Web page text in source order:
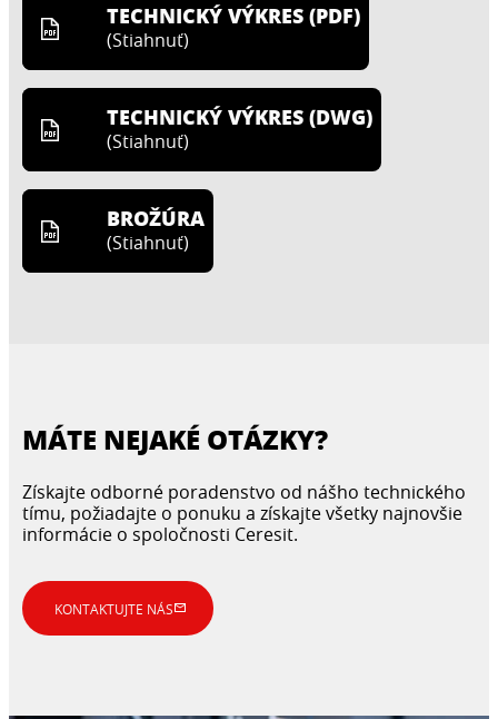
TECHNICKÝ VÝKRES (PDF)
(Stiahnuť)
TECHNICKÝ VÝKRES (DWG)
(Stiahnuť)
BROŽÚRA
(Stiahnuť)
MÁTE NEJAKÉ OTÁZKY?
Získajte odborné poradenstvo od nášho technického
tímu, požiadajte o ponuku a získajte všetky najnovšie
informácie o spoločnosti Ceresit.
KONTAKTUJTE NÁS